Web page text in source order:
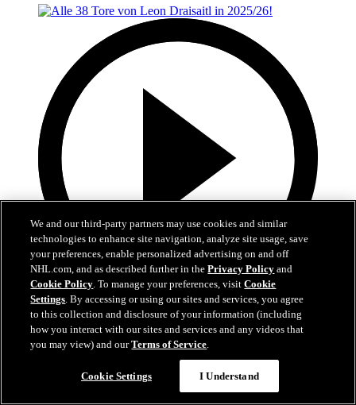
28:57
Alle 38 Tore von Leon Draisaitl in 2025/26!
We and our third-party partners may use cookies and similar
technologies to enhance site navigation, analyze site usage, save
your preferences, enable personalized advertising on and off
NHL.com, and as described further in thePrivacy Policy and
Cookie Policy. To manage your preferences, visitCookie
Settings. By accessing or using our sites and services, you agree
to this collection and disclosure of your information (including
how you interact with our sites and services and any videos that
you may view) and ourTerms of Service.
Cookie Settings I Understand